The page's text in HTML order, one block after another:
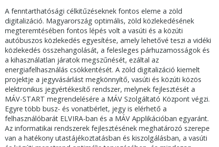
A fenntarthatósági célkitűzéseknek fontos eleme a zöld
digitalizáció. Magyarország optimális, zöld közlekedésének
megteremtésében fontos lépés volt a vasúti és a közúti
autóbuszos közlekedés egyesítése, amely lehetővé teszi a vidéki
közlekedés összehangolását, a felesleges párhuzamosságok és
a kihasználatlan járatok megszűnését, ezáltal az
energiafelhasználás csökkentését. A zöld digitalizáció kiemelt
projektje a jegyvásárlást megkönnyítő, vasúti és közúti közös
elektronikus jegyértékesítő rendszer, melynek fejlesztését a
MÁV-START megrendelésére a MÁV Szolgáltató Központ végzi.
Egyre több busz- és vonatbérlet, jegy is elérhető a
felhasználóbarát ELVIRA-ban és a MÁV Applikációban egyaránt.
Az informatikai rendszerek fejlesztésének meghatározó szerepe
van a hatékony utastájékoztatásban és kiszolgálásban, a vasúti